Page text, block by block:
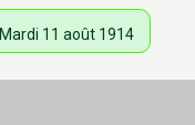
Mardi 11 août 1914